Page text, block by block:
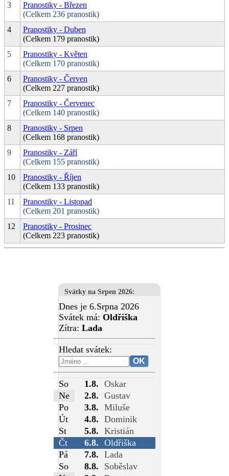
3
Pranostiky - Březen
(Celkem 236 pranostik)
4
Pranostiky - Duben
(Celkem 179 pranostik)
5
Pranostiky - Květen
(Celkem 170 pranostik)
6
Pranostiky - Červen
(Celkem 227 pranostik)
7
Pranostiky - Červenec
(Celkem 140 pranostik)
8
Pranostiky - Srpen
(Celkem 168 pranostik)
9
Pranostiky - Září
(Celkem 155 pranostik)
10
Pranostiky - Říjen
(Celkem 133 pranostik)
11
Pranostiky - Listopad
(Celkem 201 pranostik)
12
Pranostiky - Prosinec
(Celkem 223 pranostik)
Svátky na Srpen 2026:
Dnes je 6.Srpna 2026
Svátek má: Oldřiška
Zítra: Lada
Hledat svátek:
So 1.8. Oskar
Ne
2.8. Gustav
Po
3.8. Miluše
Út
4.8. Dominik
St
5.8. Kristián
Čt
6.8. Oldřiška
Pá
7.8. Lada
So
8.8.
Soběslav